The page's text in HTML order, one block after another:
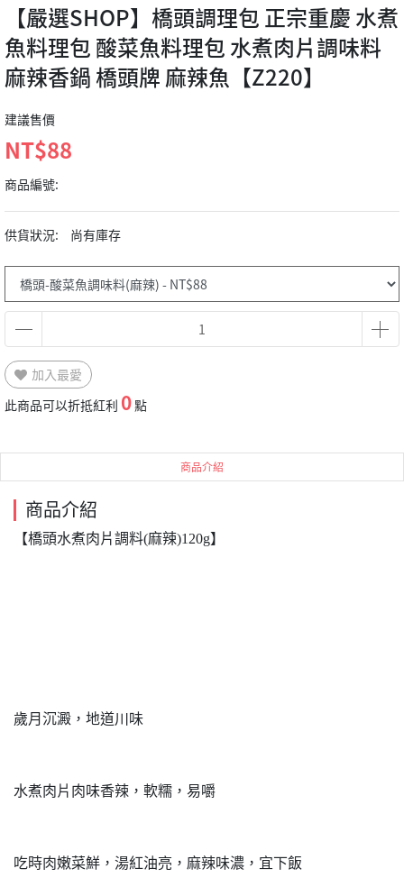
【嚴選SHOP】橋頭調理包 正宗重慶 水煮
魚料理包 酸菜魚料理包 水煮肉片調味料
麻辣香鍋 橋頭牌 麻辣魚【Z220】
建議售價
NT$88
商品編號:
供貨狀況: 尚有庫存
加入最愛
此商品可以折抵紅利 0點
商品介紹
商品介紹
【橋頭水煮肉片調料(麻辣)120g】
歲月沉澱，地道川味
水煮肉片肉味香辣，軟糯，易嚼
吃時肉嫩菜鮮，湯紅油亮，麻辣味濃，宜下飯